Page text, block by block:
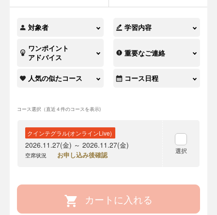
対象者 学習内容
ワンポイント
アドバイス
重要なご連絡
人気の似たコース コース日程
コース選択（直近４件のコースを表示)
クインテグラル(オンラインLive)
2026.11.27(金) ～ 2026.11.27(金)
空席状況 お申し込み後確認 選択
カートに入れる